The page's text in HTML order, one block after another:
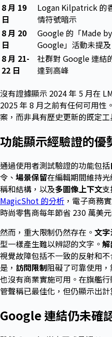
8 月 19
日
Logan Kilpatrick 的
情符號暗示
8 月 20
日
Google 的「Made by
Google」活動未提及
8 月 21-
22 日
社群對 Google 連結
達到高峰
沒有證據顯示 2024 年 5 月在
2025 年 8 月之前有任何可用性
案，而非具有歷史更新的既定工
功能顯示經驗證的優
通過使用者測試驗證的功能包括
令、 場景保留在編輯期間維持光
稱和結構，以及多圖像上下文
MagicShot 的分析 ，電子商務
時尚零售商每年節省 230 萬美
然而，重大限制仍然存在。 文
型一樣產生難以辨認的文字。
視覺故障包括不一致的反射和
是， 訪問限制阻礙了可靠使用，
也沒有商業實施可用。在旗艦
管聲稱已最佳化，但仍顯示出計
Google 連結仍未確